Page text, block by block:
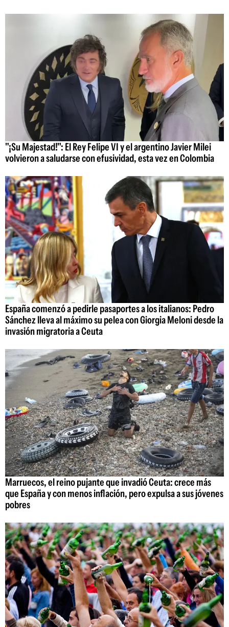
"¡Su Majestad!": El Rey Felipe VI y el argentino Javier Milei
volvieron a saludarse con efusividad, esta vez en Colombia
España comenzó a pedirle pasaportes a los italianos: Pedro
Sánchez lleva al máximo su pelea con Giorgia Meloni desde la
invasión migratoria a Ceuta
Marruecos, el reino pujante que invadió Ceuta: crece más
que España y con menos inflación, pero expulsa a sus jóvenes
pobres